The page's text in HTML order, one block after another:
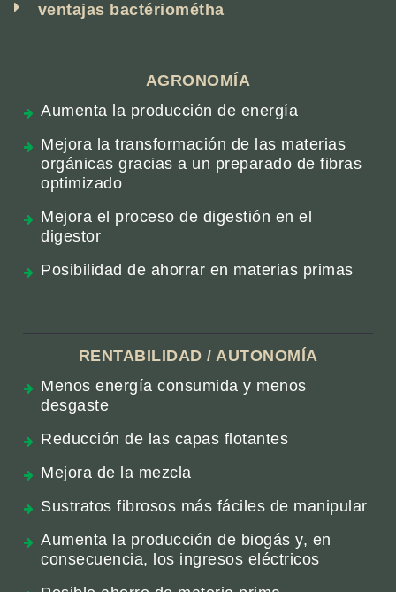
ventajas bactériométha
AGRONOMÍA
Aumenta la producción de energía
Mejora la transformación de las materias
orgánicas gracias a un preparado de fibras
optimizado
Mejora el proceso de digestión en el
digestor
Posibilidad de ahorrar en materias primas
RENTABILIDAD / AUTONOMÍA
Menos energía consumida y menos
desgaste
Reducción de las capas flotantes
Mejora de la mezcla
Sustratos fibrosos más fáciles de manipular
Aumenta la producción de biogás y, en
consecuencia, los ingresos eléctricos